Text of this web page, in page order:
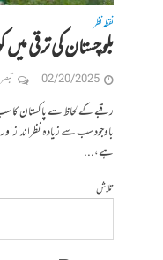
نقطہ نظر
بلوچستان کی ترقی
02/20/2025
رقبے کے لحاظ سے پاکستان کا
باوجود سب سے زیادہ نظرانداز
ہے،...
تلاش